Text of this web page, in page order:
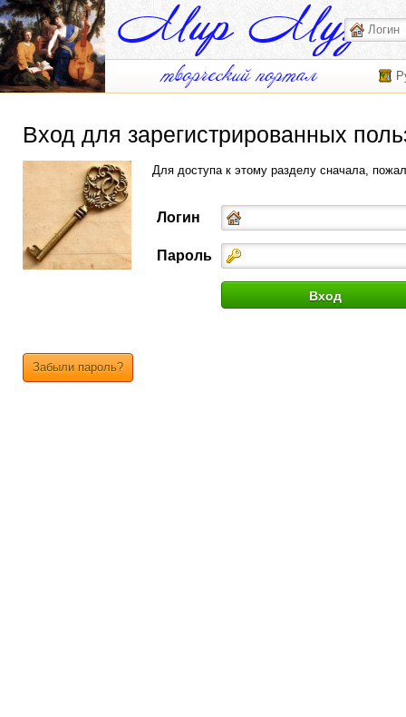
Вход для зарегистрированных
Для доступа к этому разделу сначала,
Логин
Пароль
Забыли пароль?